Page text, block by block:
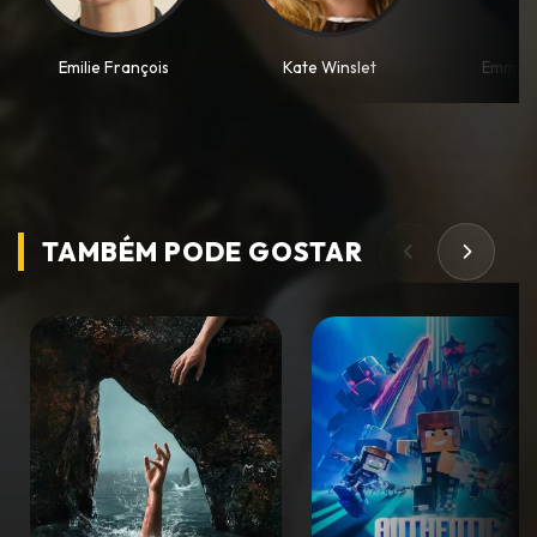
Emilie François Kate Winslet Emma
TAMBÉM PODE GOSTAR